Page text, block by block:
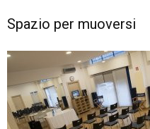
Spazio per muoversi